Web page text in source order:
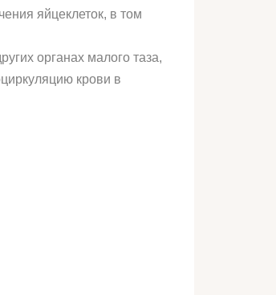
яйцеклеток, в том
органах малого таза,
крови в